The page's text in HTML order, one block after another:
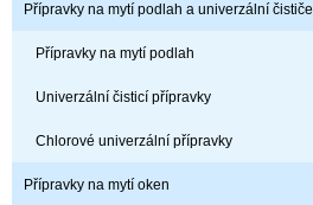
Přípravky na mytí podlah a univerzální čističe
Přípravky na mytí podlah
Univerzální čisticí přípravky
Chlorové univerzální přípravky
Přípravky na mytí oken